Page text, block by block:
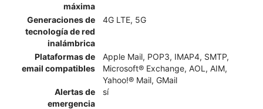
máxima
Generaciones de
tecnología de red
inalámbrica
4G LTE, 5G
Plataformas de
email compatibles
Apple Mail, POP3, IMAP4, SMTP,
Microsoft® Exchange, AOL, AIM,
Yahoo!® Mail, GMail
Alertas de
emergencia
sí